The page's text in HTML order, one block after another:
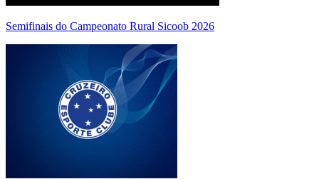
Semifinais do Campeonato Rural Sicoob 2026